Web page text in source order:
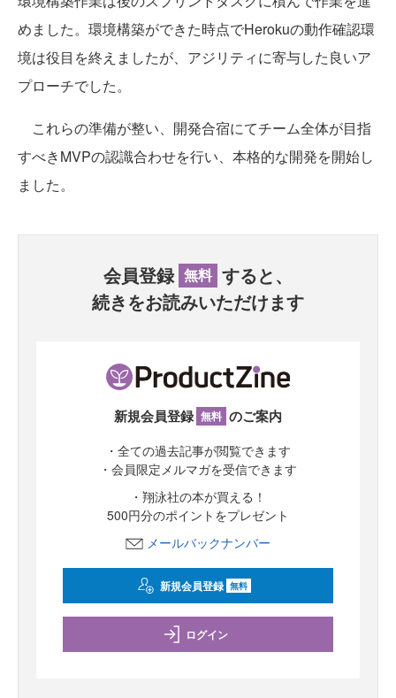
めました。環境構築ができた時点でHerokuの動作確認環
境は役目を終えましたが、アジリティに寄与した良いア
プローチでした。
これらの準備が整い、開発合宿にてチーム全体が目指
すべきMVPの認識合わせを行い、本格的な開発を開始し
ました。
会員登録 無料 すると、
続きをお読みいただけます
新規会員登録 無料 のご案内
・全ての過去記事が閲覧できます
・会員限定メルマガを受信できます
・翔泳社の本が買える！
500円分のポイントをプレゼント
メールバックナンバー
新規会員登録 無料
ログイン